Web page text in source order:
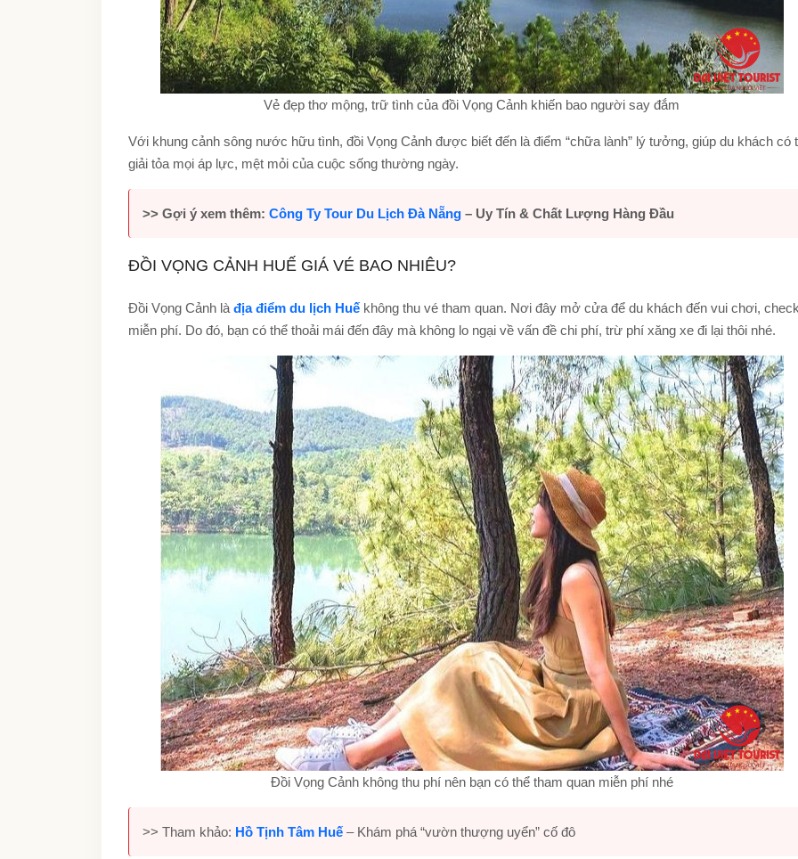
Vẻ đẹp thơ mộng, trữ tình của đồi Vọng Cảnh khiến bao người say đắm
Với khung cảnh sông nước hữu tình, đồi Vọng Cảnh được biết đến là điểm “chữa lành” lý tưởng, giúp du khách có
giải tỏa mọi áp lực, mệt mỏi của cuộc sống thường ngày.
>> Gợi ý xem thêm: Công Ty Tour Du Lịch Đà Nẵng – Uy Tín & Chất Lượng Hàng Đầu
ĐỒI VỌNG CẢNH HUẾ GIÁ VÉ BAO NHIÊU?
Đồi Vọng Cảnh là địa điểm du lịch Huế không thu vé tham quan. Nơi đây mở cửa để du khách đến vui chơi,
miễn phí. Do đó, bạn có thể thoải mái đến đây mà không lo ngại về vấn đề chi phí, trừ phí xăng xe đi lại thôi nhé.
Đồi Vọng Cảnh không thu phí nên bạn có thể tham quan miễn phí nhé
>> Tham khảo: Hồ Tịnh Tâm Huế – Khám phá “vườn thượng uyển” cố đô